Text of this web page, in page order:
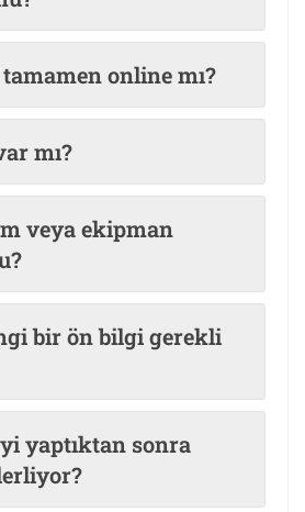
online mı?
mı?
veya ekipman
bir ön bilgi gerekli
yaptıktan sonra